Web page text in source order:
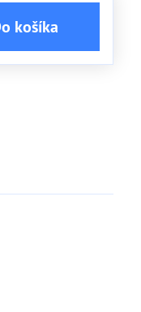
Do košíka